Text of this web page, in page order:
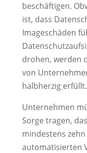
beschäftigen.
ist, dass
Imageschäden
drohen, werden
von
halbherzig erfüllt.
Unternehmen
Sorge tragen,
mindestens
automatisierten